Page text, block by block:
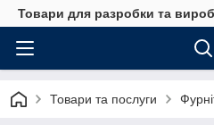
Товари для разробки та
Товари та послуги